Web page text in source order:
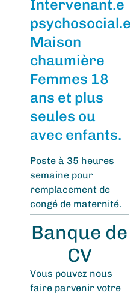
Intervenant.e
psychosocial.e
Maison
chaumière
Femmes 18
ans et plus
seules ou
avec enfants.
Poste à 35 heures
semaine pour
remplacement de
congé de maternité.
Banque de
CV
Vous pouvez nous
faire parvenir votre